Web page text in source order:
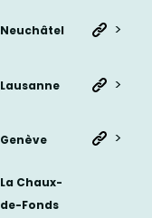
Neuchâtel >
Lausanne >
Genève >
La Chaux-
de-Fonds